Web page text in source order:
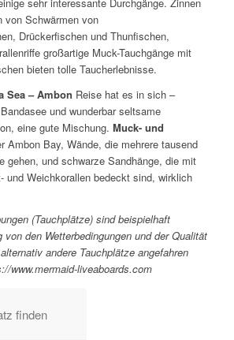
von Schwärmen von
Drückerfischen und Thunfischen,
großartige Muck-Tauchgänge mit
bieten tolle Taucherlebnisse.
Sea – Ambon Reise hat es in sich –
und wunderbar seltsame
eine gute Mischung. Muck- und
Ambon Bay, Wände, die mehrere tausend
gehen, und schwarze Sandhänge, die mit
und Weichkorallen bedeckt sind, wirklich
(Tauchplätze) sind beispielhaft
von den Wetterbedingungen und der Qualität
andere Tauchplätze angefahren
www.mermaid-liveaboards.com
finden